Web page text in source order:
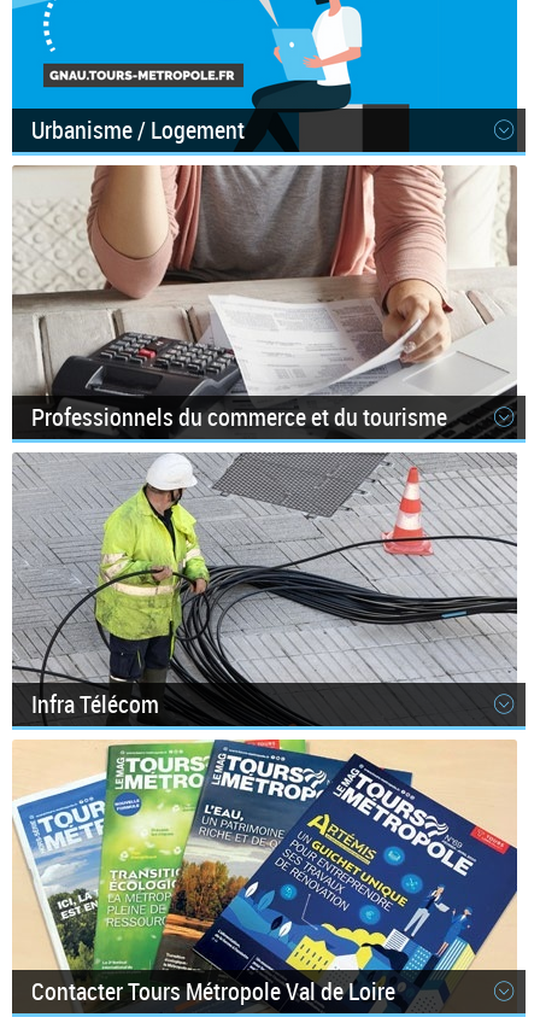
Urbanisme / Logement
Professionnels du commerce et du tourisme
Infra Télécom
Contacter Tours Métropole Val de Loire